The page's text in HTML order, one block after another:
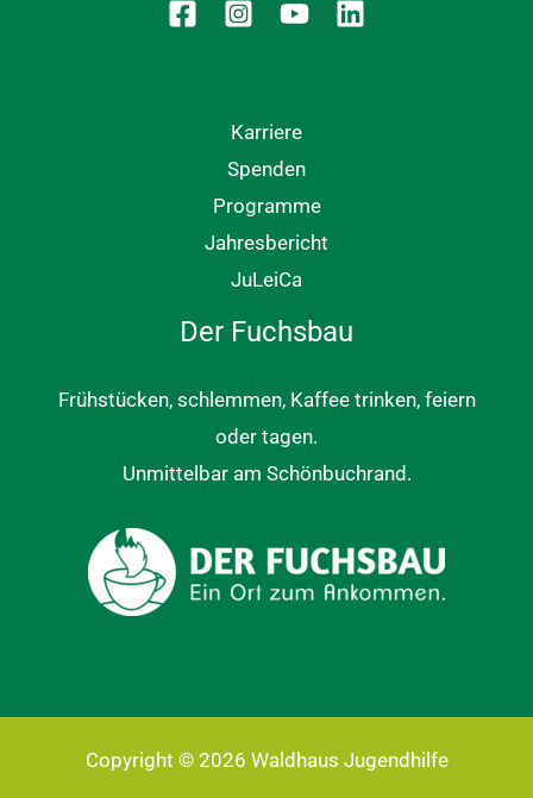
Karriere
Spenden
Programme
Jahresbericht
JuLeiCa
Der Fuchsbau
Frühstücken, schlemmen, Kaffee trinken, feiern
oder tagen.
Unmittelbar am Schönbuchrand.
Copyright © 2026 Waldhaus Jugendhilfe